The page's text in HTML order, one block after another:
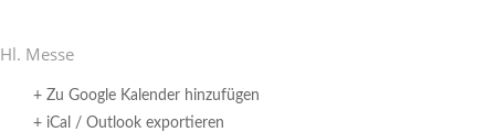
Hl. Messe
+ Zu Google Kalender hinzufügen
+ iCal / Outlook exportieren